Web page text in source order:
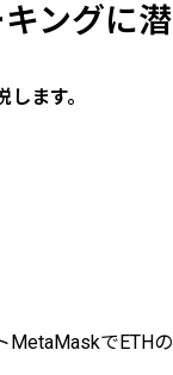
ングに
ます。
でETH